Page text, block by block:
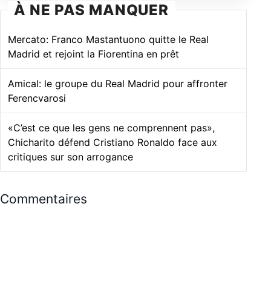
À NE PAS MANQUER
Mercato: Franco Mastantuono quitte le Real
Madrid et rejoint la Fiorentina en prêt
Amical: le groupe du Real Madrid pour affronter
Ferencvarosi
«C’est ce que les gens ne comprennent pas»,
Chicharito défend Cristiano Ronaldo face aux
critiques sur son arrogance
Commentaires